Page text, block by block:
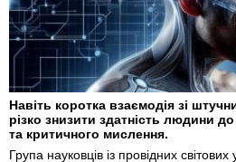
Навіть коротка взаємодія зі
різко знизити здатність людини
та критичного мислення.
Група науковців із провідних світових